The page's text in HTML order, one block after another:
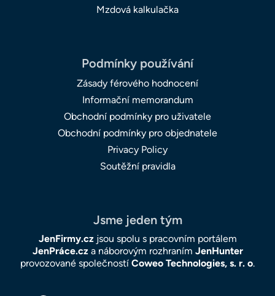
Mzdová kalkulačka
Podmínky používání
Zásady férového hodnocení
Informační memorandum
Obchodní podmínky pro uživatele
Obchodní podmínky pro objednatele
Privacy Policy
Soutěžní pravidla
Jsme jeden tým
JenFirmy.czjsou spolu s pracovním portálem
JenPráce.cza náborovým rozhraním JenHunter
provozované společností Coweo Technologies, s. r. o.